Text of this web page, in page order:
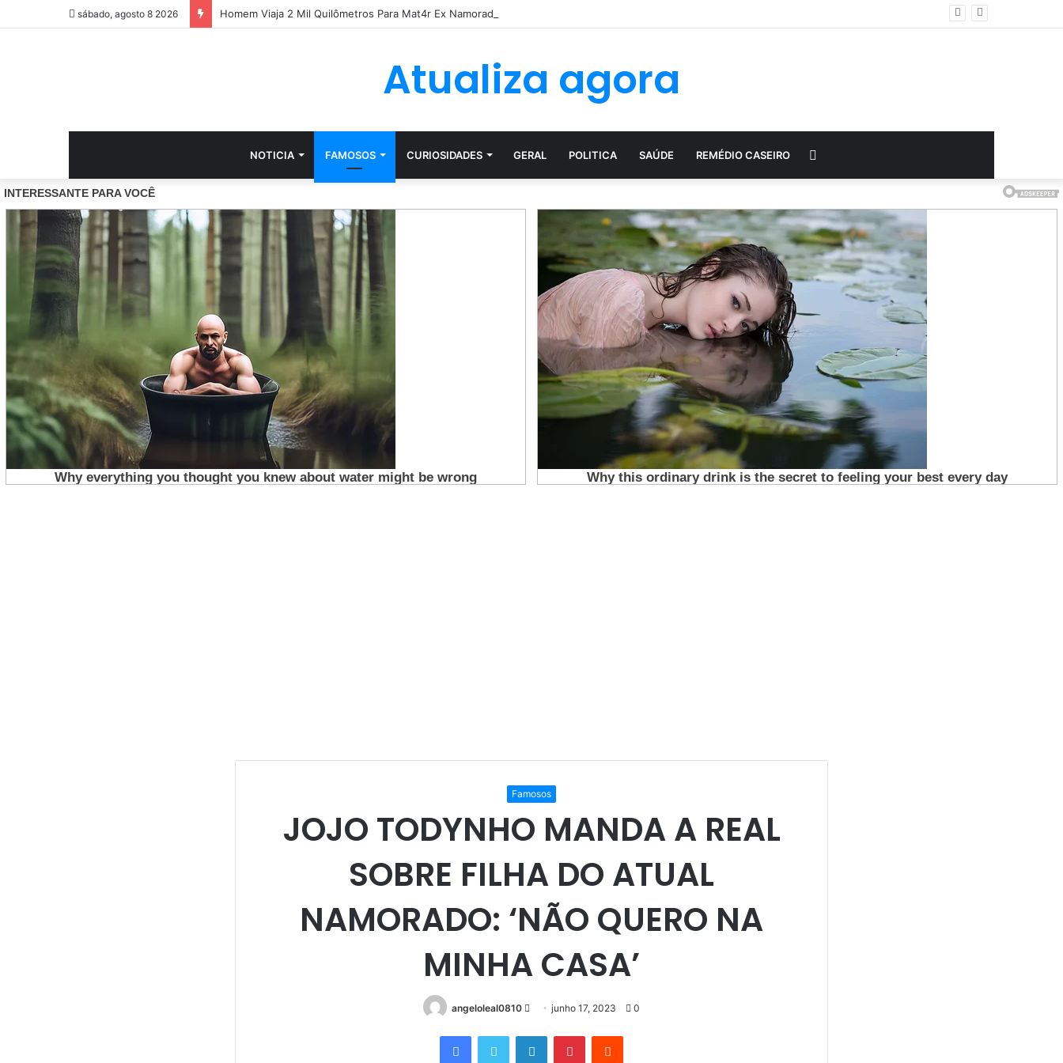
sábado, agosto 8 2026 Homem Viaja 2 Mil Quilômetros Para Mat4r Ex Namorada Que…Ver mais
Atualiza agora
NOTICIA FAMOSOS CURIOSIDADES GERAL POLITICA SAÚDE REMÉDIO CASEIRO
Famosos
JOJO TODYNHO MANDA A REAL
SOBRE FILHA DO ATUAL
NAMORADO: ‘NÃO QUERO NA
MINHA CASA’
angeloleal0810
Mande
e-
junho 17, 2023 0
FacebookTwitter LinkedinPinterestReddit